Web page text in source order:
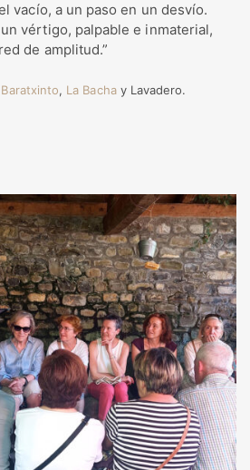
vacío, a un paso en un desvío.
vértigo, palpable e inmaterial,
de amplitud.”
Baratxinto, La Bachay Lavadero.